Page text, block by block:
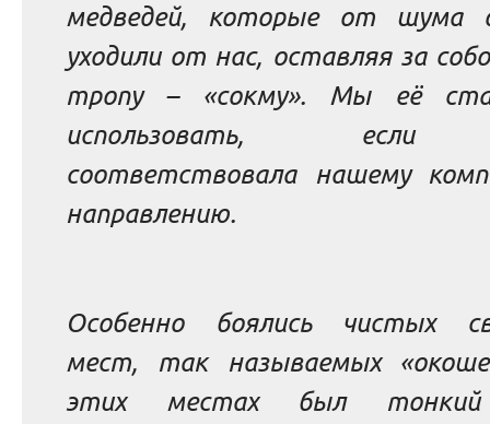
медведей, которые от шума
уходили от нас, оставляя за
тропу – «сокму».
Мы её
использовать,
соответствовала нашему
направлению.
Особенно боялись чистых
мест, так называемых
этих местах был